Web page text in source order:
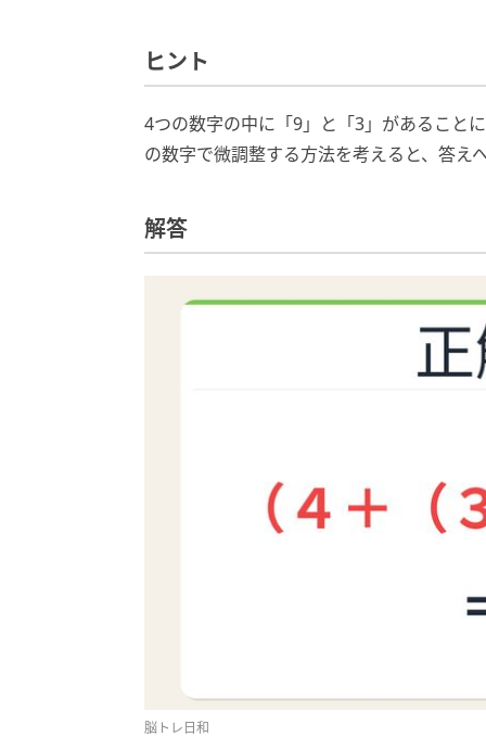
ヒント
4つの数字の中に「9」と「3」があること
の数字で微調整する方法を考えると、答え
解答
脳トレ日和